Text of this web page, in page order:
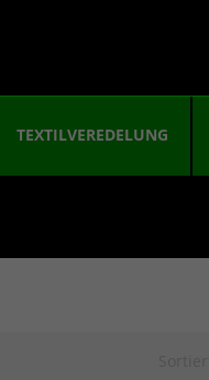
TEXTILVEREDELUNG